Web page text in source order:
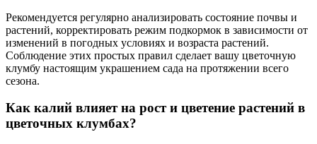
Рекомендуется регулярно анализировать состояние почвы и
растений, корректировать режим подкормок в зависимости от
изменений в погодных условиях и возраста растений.
Соблюдение этих простых правил сделает вашу цветочную
клумбу настоящим украшением сада на протяжении всего
сезона.
Как калий влияет на рост и цветение растений в
цветочных клумбах?